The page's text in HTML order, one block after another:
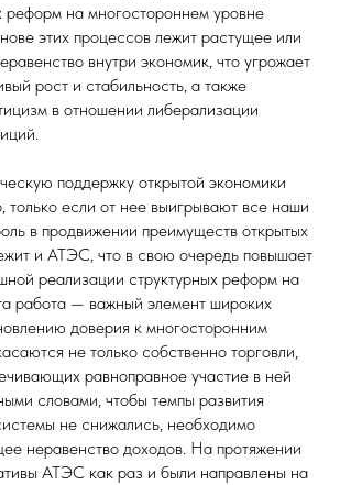
реформ на многостороннем уровне
этих процессов лежит растущее или
внутри экономик, что угрожает
рост и стабильность, а также
в отношении либерализации
поддержку открытой экономики
только если от нее выигрывают все наши
в продвижении преимуществ открытых
и АТЭС, что в свою очередь повышает
реализации структурных реформ на
работа — важный элемент широких
доверия к многосторонним
не только собственно торговли,
равноправное участие в ней
словами, чтобы темпы развития
не снижались, необходимо
неравенство доходов. На протяжении
АТЭС как раз и были направлены на